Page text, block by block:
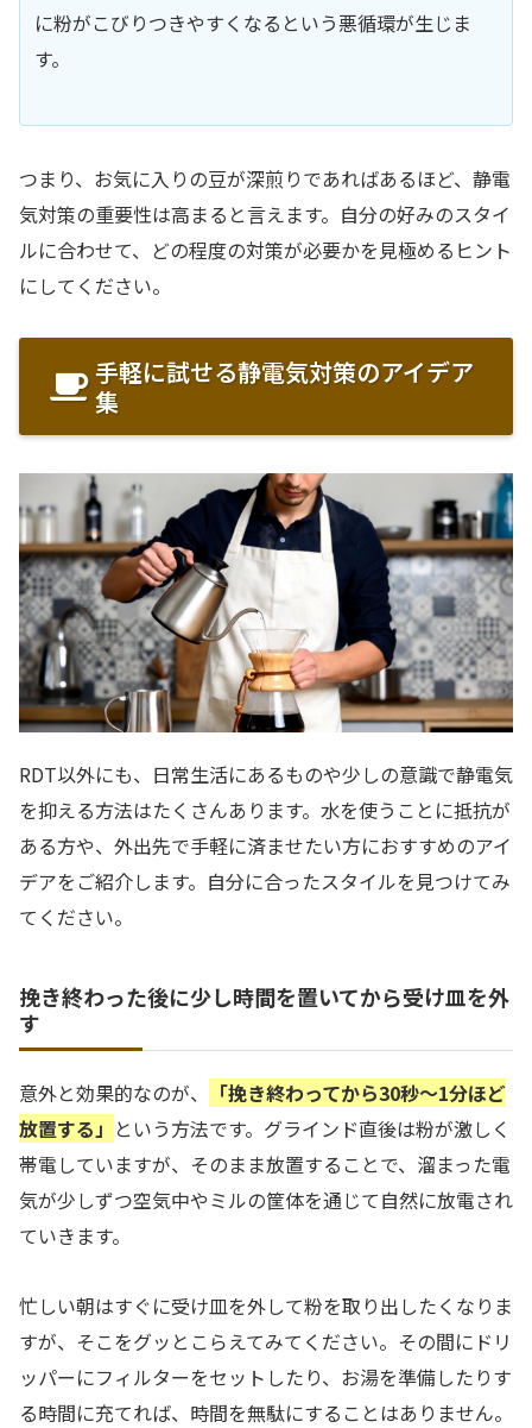
に粉がこびりつきやすくなるという悪循環が生じま
す。
つまり、お気に入りの豆が深煎りであればあるほど、静電
気対策の重要性は高まると言えます。自分の好みのスタイ
ルに合わせて、どの程度の対策が必要かを見極めるヒント
にしてください。
手軽に試せる静電気対策のアイデア
集
RDT以外にも、日常生活にあるものや少しの意識で静電気
を抑える方法はたくさんあります。水を使うことに抵抗が
ある方や、外出先で手軽に済ませたい方におすすめのアイ
デアをご紹介します。自分に合ったスタイルを見つけてみ
てください。
挽き終わった後に少し時間を置いてから受け皿を外
す
意外と効果的なのが、
「挽き終わってから30秒〜1分ほど
放置する」 という方法です。グラインド直後は粉が激しく
帯電していますが、そのまま放置することで、溜まった電
気が少しずつ空気中やミルの筐体を通じて自然に放電され
ていきます。
忙しい朝はすぐに受け皿を外して粉を取り出したくなりま
すが、そこをグッとこらえてみてください。その間にドリ
ッパーにフィルターをセットしたり、お湯を準備したりす
る時間に充てれば、時間を無駄にすることはありません。